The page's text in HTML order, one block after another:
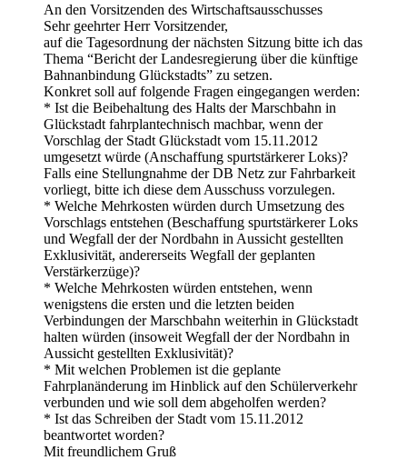
An den Vorsitzenden des Wirtschaftsausschusses
Sehr geehrter Herr Vorsitzender,
auf die Tagesordnung der nächsten Sitzung bitte ich das
Thema “Bericht der Landesregierung über die künftige
Bahnanbindung Glückstadts” zu setzen.
Konkret soll auf folgende Fragen eingegangen werden:
* Ist die Beibehaltung des Halts der Marschbahn in
Glückstadt fahrplantechnisch machbar, wenn der
Vorschlag der Stadt Glückstadt vom 15.11.2012
umgesetzt würde (Anschaffung spurtstärkerer Loks)?
Falls eine Stellungnahme der DB Netz zur Fahrbarkeit
vorliegt, bitte ich diese dem Ausschuss vorzulegen.
* Welche Mehrkosten würden durch Umsetzung des
Vorschlags entstehen (Beschaffung spurtstärkerer Loks
und Wegfall der der Nordbahn in Aussicht gestellten
Exklusivität, andererseits Wegfall der geplanten
Verstärkerzüge)?
* Welche Mehrkosten würden entstehen, wenn
wenigstens die ersten und die letzten beiden
Verbindungen der Marschbahn weiterhin in Glückstadt
halten würden (insoweit Wegfall der der Nordbahn in
Aussicht gestellten Exklusivität)?
* Mit welchen Problemen ist die geplante
Fahrplanänderung im Hinblick auf den Schülerverkehr
verbunden und wie soll dem abgeholfen werden?
* Ist das Schreiben der Stadt vom 15.11.2012
beantwortet worden?
Mit freundlichem Gruß